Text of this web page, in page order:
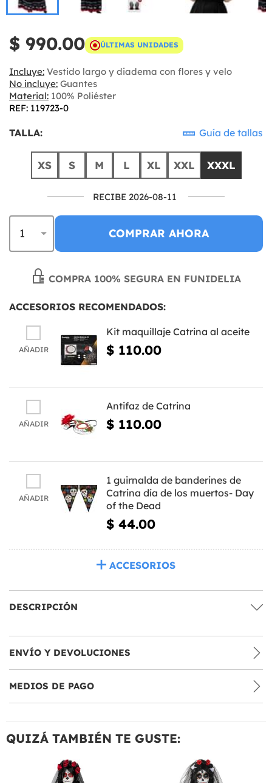
$ 990.00 ÚLTIMAS UNIDADES
Incluye: Vestido largo y diadema con flores y velo
No incluye: Guantes
Material: 100% Poliéster
REF: 119723-0
TALLA: Guía de tallas
XS S M L XL XXL XXXL
RECIBE 2026-08-11
COMPRAR AHORA
COMPRA 100% SEGURA EN FUNIDELIA
ACCESORIOS RECOMENDADOS:
AÑADIR
Kit maquillaje Catrina al aceite
$ 110.00
AÑADIR
Antifaz de Catrina
$ 110.00
AÑADIR
1 guirnalda de banderines de
Catrina día de los muertos- Day
of the Dead
$ 44.00
ACCESORIOS
DESCRIPCIÓN
ENVÍO Y DEVOLUCIONES
MEDIOS DE PAGO
QUIZÁ TAMBIÉN TE GUSTE: